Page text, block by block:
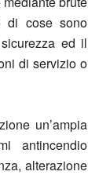
di cose sono
ed il
di servizio o
un’ampia
antincendio
alterazione